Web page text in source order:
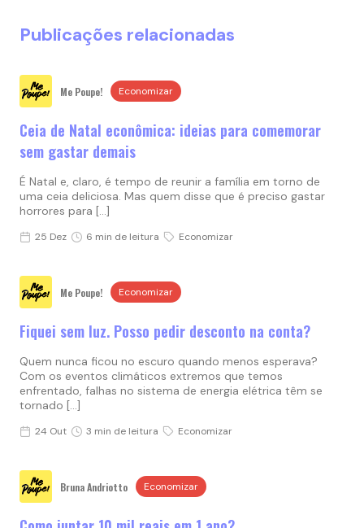
Publicações relacionadas
Me Poupe! Economizar
Ceia de Natal econômica: ideias para comemorar
sem gastar demais
É Natal e, claro, é tempo de reunir a família em torno de
uma ceia deliciosa. Mas quem disse que é preciso gastar
horrores para […]
25 Dez 6 min de leitura Economizar
Me Poupe! Economizar
Fiquei sem luz. Posso pedir desconto na conta?
Quem nunca ficou no escuro quando menos esperava?
Com os eventos climáticos extremos que temos
enfrentado, falhas no sistema de energia elétrica têm se
tornado […]
24 Out 3 min de leitura Economizar
Bruna Andriotto Economizar